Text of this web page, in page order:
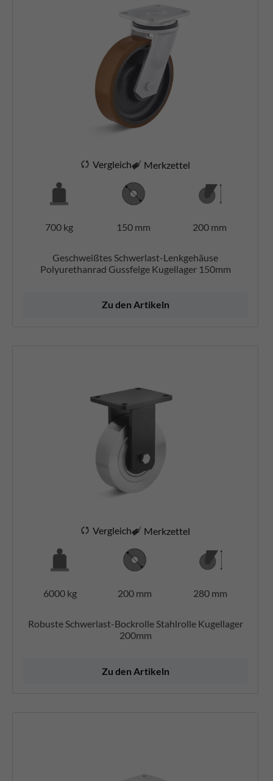
Vergleich Merkzettel
700 kg 150 mm 200 mm
Geschweißtes Schwerlast-Lenkgehäuse
Polyurethanrad Gussfelge Kugellager 150mm
Zu den Artikeln
Vergleich Merkzettel
6000 kg 200 mm 280 mm
Robuste Schwerlast-Bockrolle Stahlrolle Kugellager
200mm
Zu den Artikeln